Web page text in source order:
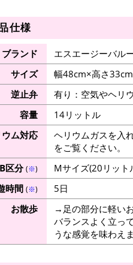
仕様
ブランド
エスエージーバル
サイズ
幅48cm×高さ33cm
逆止弁
有り：空気やヘリ
容量
14リットル
ム対応
ヘリウムガスを入
をご覧ください。
区分(※)
Mサイズ(20リット
時間 (※)
5日
お散歩
→足の部分に軽い
バランスよく立っ
うな感覚を味わえま